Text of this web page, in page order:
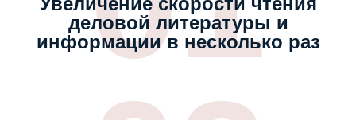
деловой литературы и
информации в несколько раз